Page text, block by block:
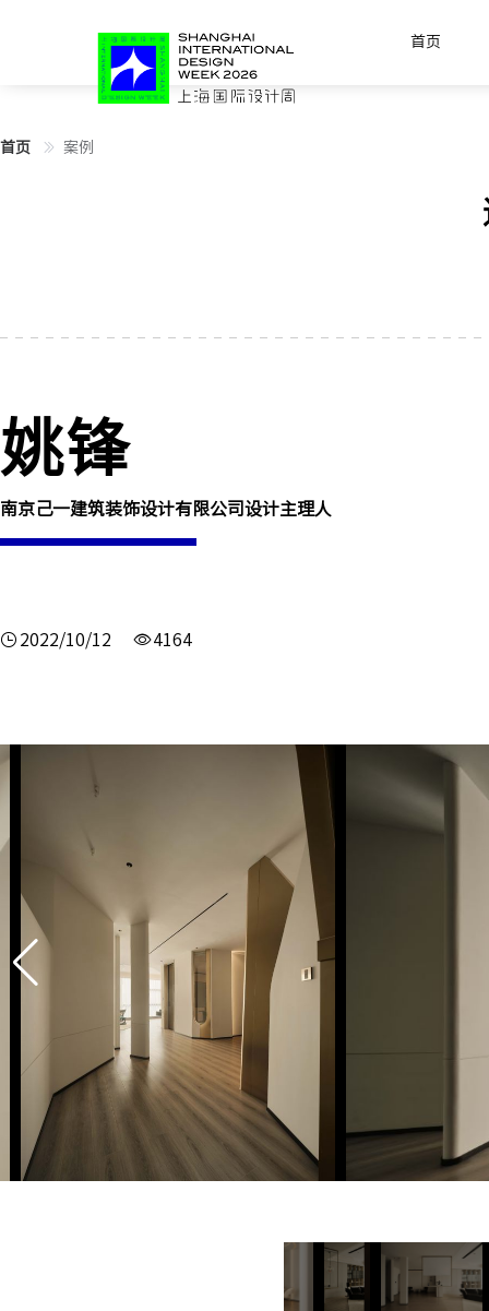
首页
首页 案例
姚锋
南京己一建筑装饰设计有限公司设计主理人
2022/10/12 4164